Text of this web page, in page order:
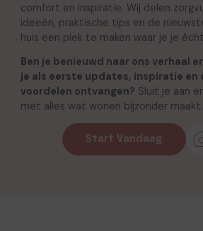
comfort en inspiratie. Wij delen
ideeën, praktische tips en de
huis een plek te maken waar je je
Ben je benieuwd naar ons verhaal
je als eerste updates, inspiratie en
voordelen ontvangen? Sluit je aan
met alles wat wonen bijzonder maakt.
Start Vandaag